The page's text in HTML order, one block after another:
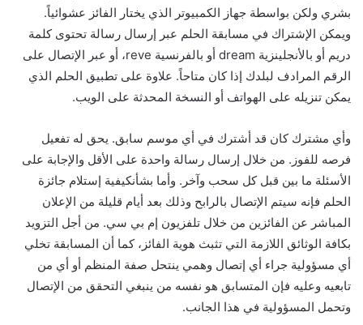
بشري ولكن بواسطة جهاز الكمبيوتر الذي يختار الفائز عشوائياً.
ويمكن الإشتراك في مسابقة الحلم عبر إرسال رسالة تحتوى كلمة
دريم أو بالأنجلينزية dream أو بالفرنسية reve، أو عبر الإتصال على
الرقم المرادف لبلدك إذا كان متاحاً. علاوة على تطبيق الحلم الذي
يمكن تنزيله على الهواتف أو النسخة المحدثة على الويب.
وأي مشترك كان قد أشترك في أي موسم سابق. يحق له تفعيل
فرصه للفوز. من خلال إرسال رسالة واحدة على الأقل والإجابة على
الأسئلة ما بين قبل كل سحب وآخر. وأما بشأنكيفية إستلام جائزة
الحلم فإنه سيتم الإتصال بالرابح وذلك بعد أيام قليلة من الإعلان
المباشر عن الفائزين من خلال تلفزيون إم بي سي. من أجل التزويد
بكافة الوثائق اللازمة التي تثبث هوية الفائز، كما أن المسابقة تخلي
أي مسؤولية جراء أي إتصال وهمي ينتحل صفة المنظم أو أي من
تابعيه وعليه فإن المتسابق هو نفسه من ينبغي التحقق من الإتصال
وتحمل المسؤولية في هذا الجانب.